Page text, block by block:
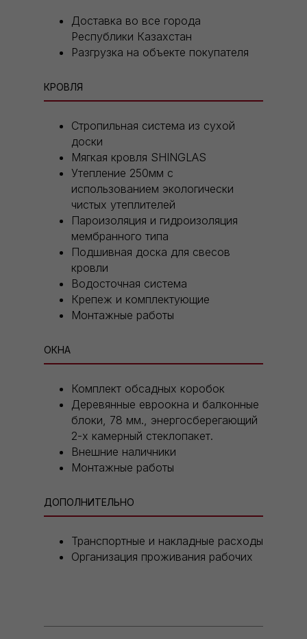
Доставка во все города
Республики Казахстан
Разгрузка на объекте покупателя
КРОВЛЯ
Стропильная система из сухой
доски
Мягкая кровля SHINGLAS
Утепление 250мм с
использованием экологически
чистых утеплителей
Пароизоляция и гидроизоляция
мембранного типа
Подшивная доска для свесов
кровли
Водосточная система
Крепеж и комплектующие
Монтажные работы
ОКНА
Комплект обсадных коробок
Деревянные евроокна и балконные
блоки, 78 мм., энергосберегающий
2-х камерный стеклопакет.
Внешние наличники
Монтажные работы
ДОПОЛНИТЕЛЬНО
Транспортные и накладные расходы
Организация проживания рабочих